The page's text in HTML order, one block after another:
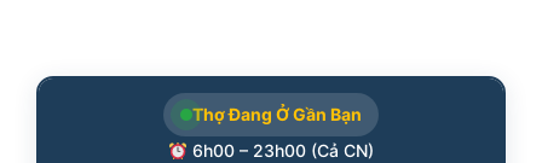
Thợ Đang Ở Gần Bạn
6h00 – 23h00 (Cả CN)